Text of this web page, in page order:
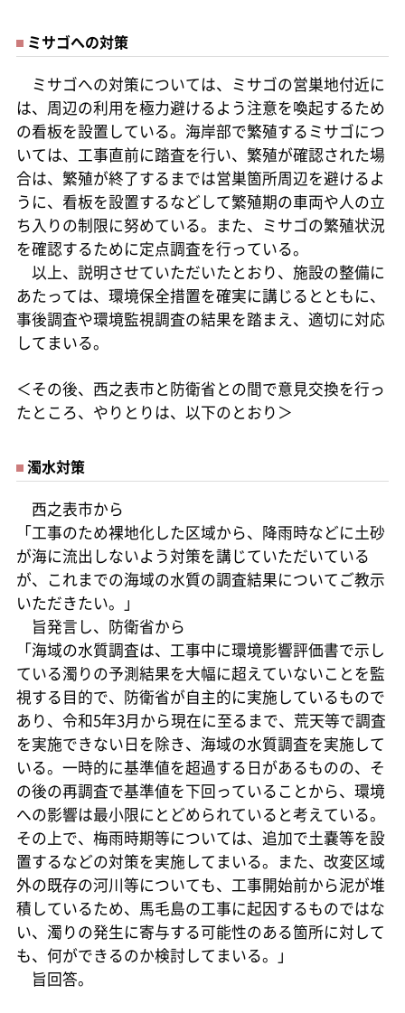
ミサゴへの対策
ミサゴへの対策については、ミサゴの営巣地付近に
は、周辺の利用を極力避けるよう注意を喚起するため
の看板を設置している。海岸部で繁殖するミサゴにつ
いては、工事直前に踏査を行い、繁殖が確認された場
合は、繁殖が終了するまでは営巣箇所周辺を避けるよ
うに、看板を設置するなどして繁殖期の車両や人の立
ち入りの制限に努めている。また、ミサゴの繁殖状況
を確認するために定点調査を行っている。
以上、説明させていただいたとおり、施設の整備に
あたっては、環境保全措置を確実に講じるとともに、
事後調査や環境監視調査の結果を踏まえ、適切に対応
してまいる。
＜その後、西之表市と防衛省との間で意見交換を行っ
たところ、やりとりは、以下のとおり＞
濁水対策
西之表市から
「工事のため裸地化した区域から、降雨時などに土砂
が海に流出しないよう対策を講じていただいている
が、これまでの海域の水質の調査結果についてご教示
いただきたい。」
旨発言し、防衛省から
「海域の水質調査は、工事中に環境影響評価書で示し
ている濁りの予測結果を大幅に超えていないことを監
視する目的で、防衛省が自主的に実施しているもので
あり、令和5年3月から現在に至るまで、荒天等で調査
を実施できない日を除き、海域の水質調査を実施して
いる。一時的に基準値を超過する日があるものの、そ
の後の再調査で基準値を下回っていることから、環境
への影響は最小限にとどめられていると考えている。
その上で、梅雨時期等については、追加で土嚢等を設
置するなどの対策を実施してまいる。また、改変区域
外の既存の河川等についても、工事開始前から泥が堆
積しているため、馬毛島の工事に起因するものではな
い、濁りの発生に寄与する可能性のある箇所に対して
も、何ができるのか検討してまいる。」
旨回答。